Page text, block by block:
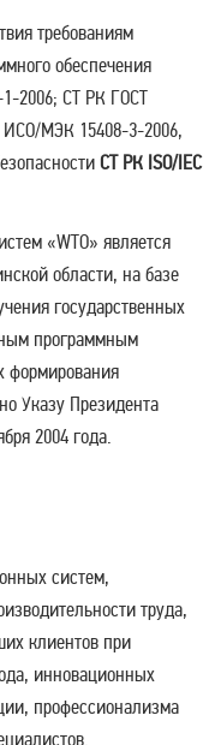
требованиям
обеспечения
2006; СТ РК ГОСТ
МЭК 15408-3-2006,
СТ РК ISO/IEC
«WTO» является
области, на базе
государственных
программным
формирования
Указу Президента
2004 года.
систем,
труда,
клиентов при
инновационных
профессионализма